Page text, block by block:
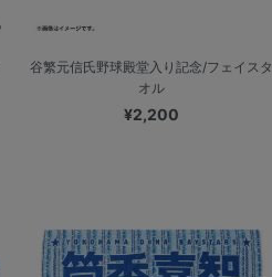
谷繁元信氏野球殿堂入り記念/フェイスタ
オル
¥2,200